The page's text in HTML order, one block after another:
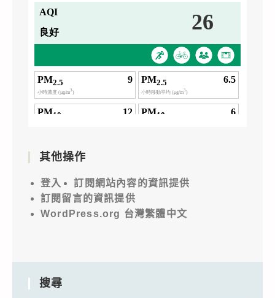
其他操作
登入
訂閱網站內容的資訊提供
訂閱留言的資訊提供
WordPress.org 台灣繁體中文
搜尋